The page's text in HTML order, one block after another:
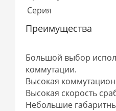
Серия
Преимущества
Большой выбор
коммутации.
Высокая
Высокая скорость
Небольшие